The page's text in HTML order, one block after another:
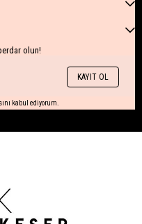
olun!
KAYIT OL
kabul ediyorum.